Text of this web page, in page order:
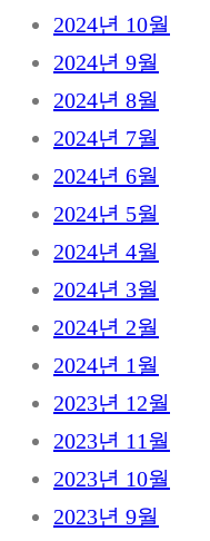
2024년 10월
2024년 9월
2024년 8월
2024년 7월
2024년 6월
2024년 5월
2024년 4월
2024년 3월
2024년 2월
2024년 1월
2023년 12월
2023년 11월
2023년 10월
2023년 9월